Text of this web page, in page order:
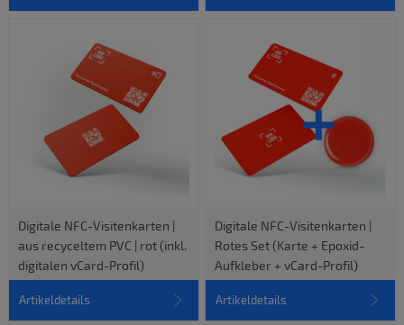
Digitale NFC-Visitenkarten |
aus recyceltem PVC | rot (inkl.
digitalen vCard-Profil)
Artikeldetails
Digitale NFC-Visitenkarten |
Rotes Set (Karte + Epoxid-
Aufkleber + vCard-Profil)
Artikeldetails